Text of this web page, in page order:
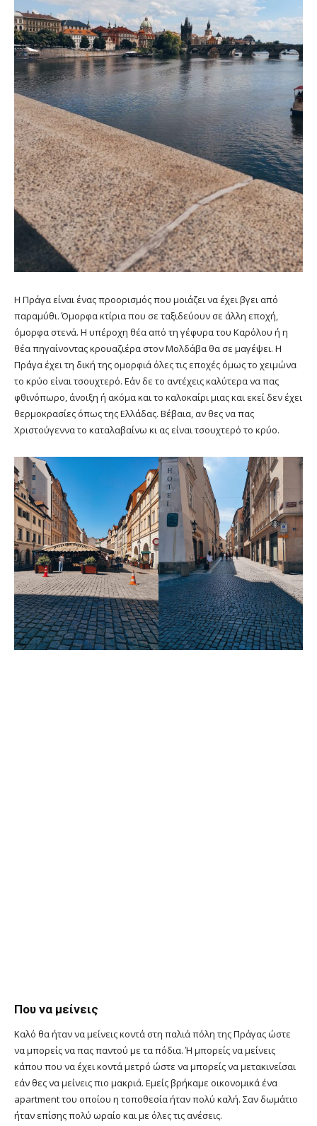
Η Πράγα είναι ένας προορισμός που μοιάζει να έχει βγει από
παραμύθι. Όμορφα κτίρια που σε ταξιδεύουν σε άλλη εποχή,
όμορφα στενά. Η υπέροχη θέα από τη γέφυρα του Καρόλου ή η
θέα πηγαίνοντας κρουαζιέρα στον Μολδάβα θα σε μαγέψει. Η
Πράγα έχει τη δική της ομορφιά όλες τις εποχές όμως το χειμώνα
το κρύο είναι τσουχτερό. Εάν δε το αντέχεις καλύτερα να πας
φθινόπωρο, άνοιξη ή ακόμα και το καλοκαίρι μιας και εκεί δεν έχει
θερμοκρασίες όπως της Ελλάδας. Βέβαια, αν θες να πας
Χριστούγεννα το καταλαβαίνω κι ας είναι τσουχτερό το κρύο.
Που να μείνεις
Καλό θα ήταν να μείνεις κοντά στη παλιά πόλη της Πράγας ώστε
να μπορείς να πας παντού με τα πόδια. Ή μπορείς να μείνεις
κάπου που να έχει κοντά μετρό ώστε να μπορείς να μετακινείσαι
εάν θες να μείνεις πιο μακριά. Εμείς βρήκαμε οικονομικά ένα
apartment του οποίου η τοποθεσία ήταν πολύ καλή. Σαν δωμάτιο
ήταν επίσης πολύ ωραίο και με όλες τις ανέσεις.